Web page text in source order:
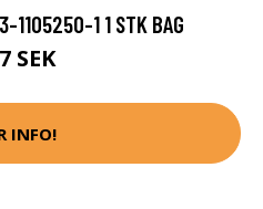
1105250-1 1 STK BAG
SEK
INFO!